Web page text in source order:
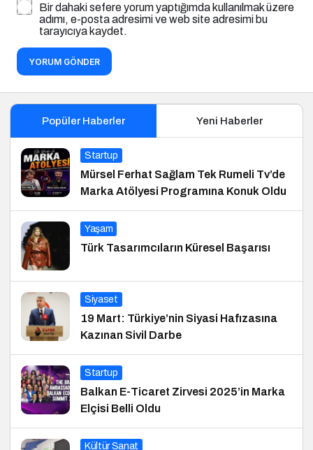
Bir dahaki sefere yorum yaptığımda kullanılmak üzere
adımı, e-posta adresimi ve web site adresimi bu
tarayıcıya kaydet.
YORUM GÖNDER
Popüler Haberler Yeni Haberler
Startup
Mürsel Ferhat Sağlam Tek Rumeli Tv’de
Marka Atölyesi Programına Konuk Oldu
Yaşam
Türk Tasarımcıların Küresel Başarısı
Siyaset
19 Mart: Türkiye’nin Siyasi Hafızasına
Kazınan Sivil Darbe
Startup
Balkan E-Ticaret Zirvesi 2025’in Marka
Elçisi Belli Oldu
Kültür Sanat